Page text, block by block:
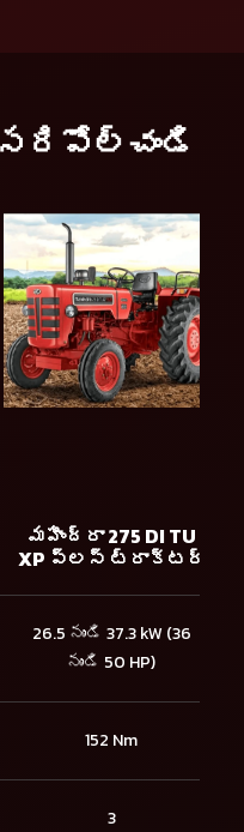
మహీంద్రా 275 DI TU
XP ప్లస్ ట్రాక్టర్
26.5 నుండి 37.3 kW (36
నుండి 50 HP)
152 Nm
3